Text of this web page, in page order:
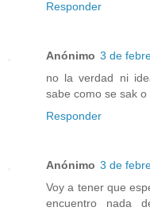
Responder
Anónimo 3 de
no la verdad ni
sabe como se sak o
Responder
Anónimo 3 de
Voy a tener que
encuentro nada